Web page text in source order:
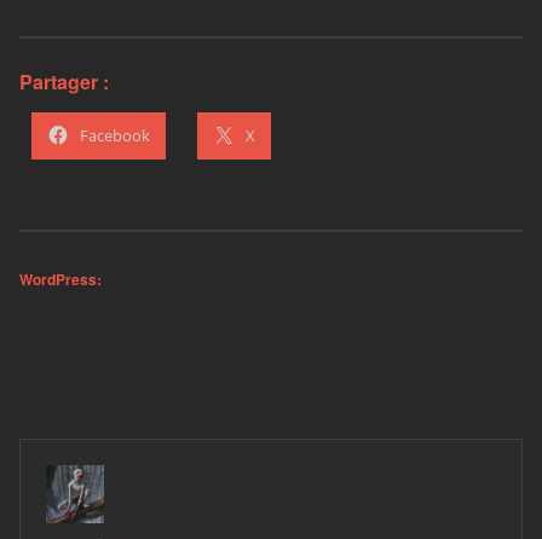
Partager :
Facebook X
WordPress: